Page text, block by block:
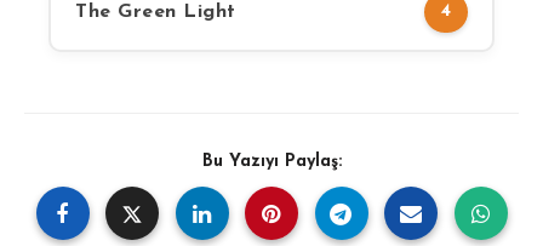
The Green Light 4
Bu Yazıyı Paylaş: